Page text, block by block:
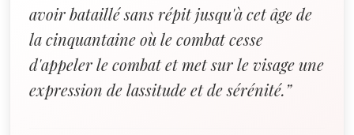
avoir bataillé sans répit jusqu'à cet âge de
la cinquantaine où le combat cesse
d'appeler le combat et met sur le visage une
expression de lassitude et de sérénité.”